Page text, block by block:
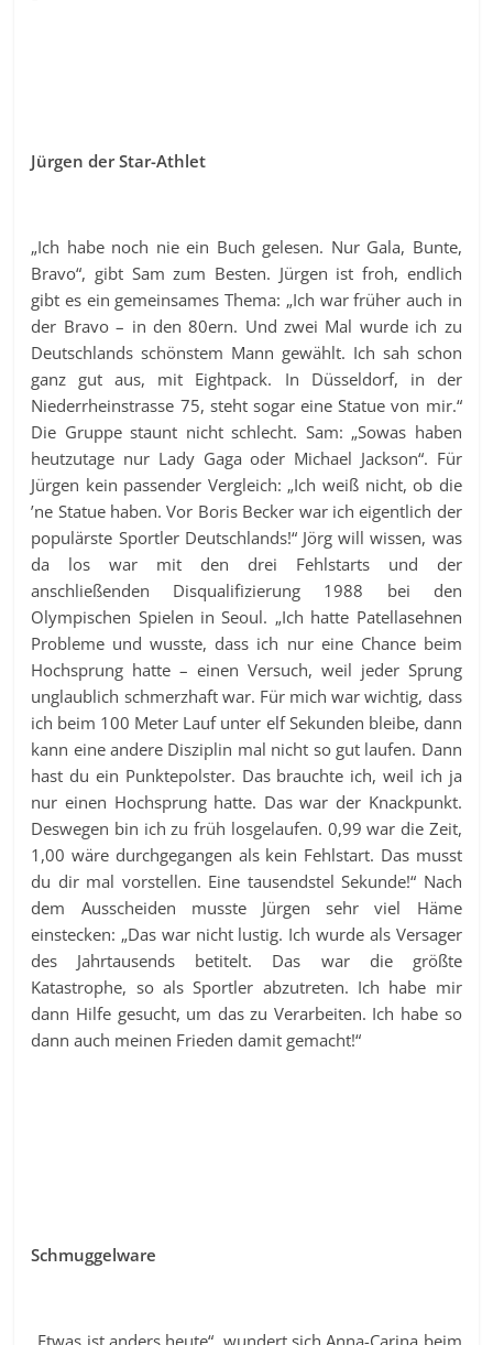
Jürgen der Star-Athlet
„Ich habe noch nie ein Buch gelesen. Nur Gala, Bunte,
Bravo“, gibt Sam zum Besten. Jürgen ist froh, endlich
gibt es ein gemeinsames Thema: „Ich war früher auch in
der Bravo – in den 80ern. Und zwei Mal wurde ich zu
Deutschlands schönstem Mann gewählt. Ich sah schon
ganz gut aus, mit Eightpack. In Düsseldorf, in der
Niederrheinstrasse 75, steht sogar eine Statue von mir.“
Die Gruppe staunt nicht schlecht. Sam: „Sowas haben
heutzutage nur Lady Gaga oder Michael Jackson“. Für
Jürgen kein passender Vergleich: „Ich weiß nicht, ob die
’ne Statue haben. Vor Boris Becker war ich eigentlich der
populärste Sportler Deutschlands!“ Jörg will wissen, was
da los war mit den drei Fehlstarts und der
anschließenden Disqualifizierung 1988 bei den
Olympischen Spielen in Seoul. „Ich hatte Patellasehnen
Probleme und wusste, dass ich nur eine Chance beim
Hochsprung hatte – einen Versuch, weil jeder Sprung
unglaublich schmerzhaft war. Für mich war wichtig, dass
ich beim 100 Meter Lauf unter elf Sekunden bleibe, dann
kann eine andere Disziplin mal nicht so gut laufen. Dann
hast du ein Punktepolster. Das brauchte ich, weil ich ja
nur einen Hochsprung hatte. Das war der Knackpunkt.
Deswegen bin ich zu früh losgelaufen. 0,99 war die Zeit,
1,00 wäre durchgegangen als kein Fehlstart. Das musst
du dir mal vorstellen. Eine tausendstel Sekunde!“ Nach
dem Ausscheiden musste Jürgen sehr viel Häme
einstecken: „Das war nicht lustig. Ich wurde als Versager
des Jahrtausends betitelt. Das war die größte
Katastrophe, so als Sportler abzutreten. Ich habe mir
dann Hilfe gesucht, um das zu Verarbeiten. Ich habe so
dann auch meinen Frieden damit gemacht!“
Schmuggelware
„Etwas ist anders heute“, wundert sich Anna-Carina beim